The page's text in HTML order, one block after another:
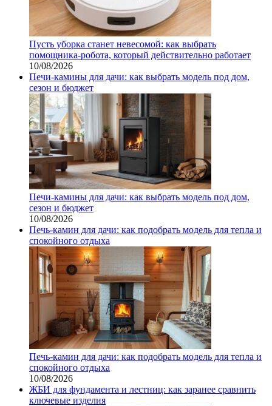
Пусть уборка станет невесомой: как выбрать
помощника‑робота, который действительно работает
10/08/2026
Печи-камины для дачи: как выбрать модель под дом,
сезон и бюджет
Печи-камины для дачи: как выбрать модель под дом,
сезон и бюджет
10/08/2026
Печь-камин для дачи: как подобрать модель для тепла и
спокойного отдыха
Печь-камин для дачи: как подобрать модель для тепла и
спокойного отдыха
10/08/2026
ЖБИ для фундамента и лестниц: как заранее сравнить
ключевые изделия